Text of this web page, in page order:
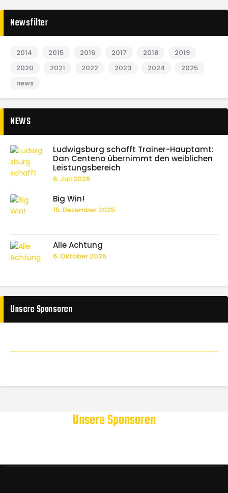
Newsfilter
2014 2015 2016 2017 2018
2019
2020
2021 2022 2023 2024
2025
news
NEWS
Ludwigsburg schafft Trainer-Hauptamt:
Dan Centeno übernimmt den weiblichen
Leistungsbereich
6. Juli 2026
Big Win!
15. Dezember 2025
Alle Achtung
6. Oktober 2025
Unsere Sponsoren
Unsere Sponsoren